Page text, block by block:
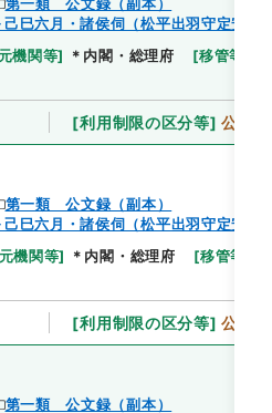
巳六月・諸侯伺（松平出羽守定安）
機関等] ＊内閣・総理府 [移管等年度
[利用制限の区分等] 公開
第一類 公文録（副本）
巳六月・諸侯伺（松平出羽守定安）
機関等] ＊内閣・総理府 [移管等年度
[利用制限の区分等] 公開
第一類 公文録（副本）